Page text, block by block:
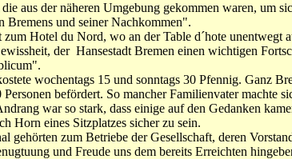
aus der näheren Umgebung gekommen waren, um
Bremens und seiner Nachkommen".
Hotel du Nord, wo an der Table d´hote
der Hansestadt Bremen einen wichtigen
wochentags 15 und sonntags 30 Pfennig. Ganz
befördert. So mancher Familienvater machte
war so stark, dass einige auf den Gedanken
Horn eines Sitzplatzes sicher zu sein.
gehörten zum Betriebe der Gesellschaft, deren
Genugtuung und Freude uns dem bereits